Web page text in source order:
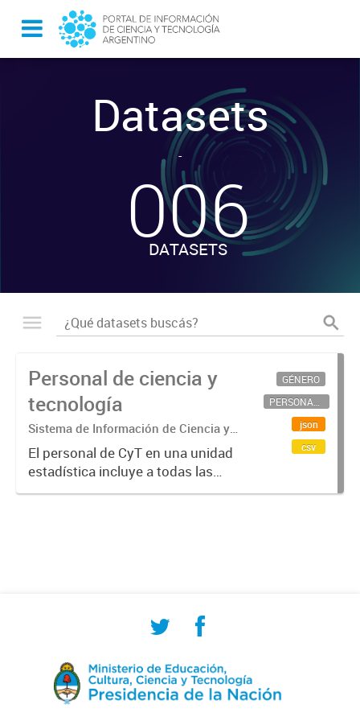
Datasets
-
006
DATASETS
Personal de ciencia y
tecnología
Sistema de Información de Ciencia y
Tecnología Argentino (SICYTAR)
El personal de CyT en una unidad
estadística incluye a todas las
personas involucradas
GÉNERO
PERSONAL CIENTÍFICO-TECNOLÓGICO
json
csv